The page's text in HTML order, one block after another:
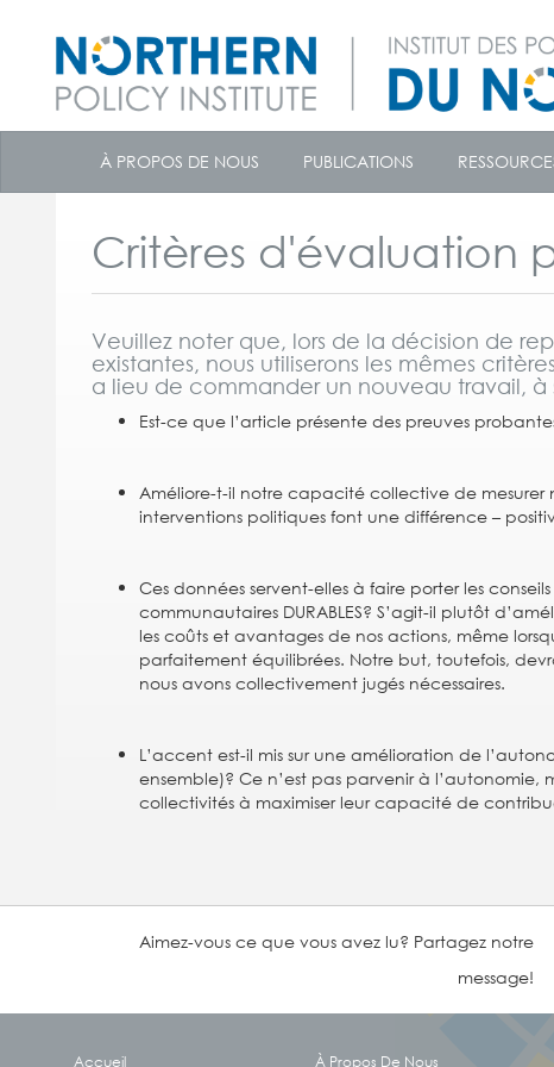
contentÀ PROPOS DE NOUS PUBLICATIONS
Critères d'évaluation
Veuillez noter que, lors de la décision de
existantes, nous utiliserons les mêmes
a lieu de commander un nouveau travail, à
Est-ce que l’article présente des preuves
Améliore-t-il notre capacité collective de mesurer
interventions politiques font une différence –
Ces données servent-elles à faire porter les
communautaires DURABLES? S’agit-il plutôt
les coûts et avantages de nos actions, même
parfaitement équilibrées. Notre but, toutefois,
nous avons collectivement jugés nécessaires.
L’accent est-il mis sur une amélioration de
ensemble)? Ce n’est pas parvenir à l’autonomie,
collectivités à maximiser leur capacité de
Aimez-vous ce que vous avez lu? Partagez notre
message!
Accueil À Propos De Nous